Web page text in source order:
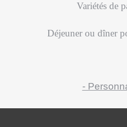
Variétés de
Déjeuner ou dîner
-